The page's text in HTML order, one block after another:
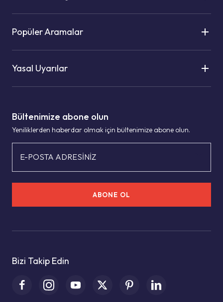
Bültenimize abone olun
Yeniliklerden haberdar olmak için bültenimize abone olun.
E-POSTA ADRESİNİZ
ABONE OL
Bizi Takip Edin
Popüler Aramalar
Yasal Uyarılar